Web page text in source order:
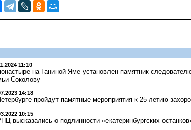
11:10
на Ганиной Яме установлен памятник
Соколову
14:18
пройдут памятные мероприятия к 25-летию
10:15
высказались о подлинности «екатеринбургских